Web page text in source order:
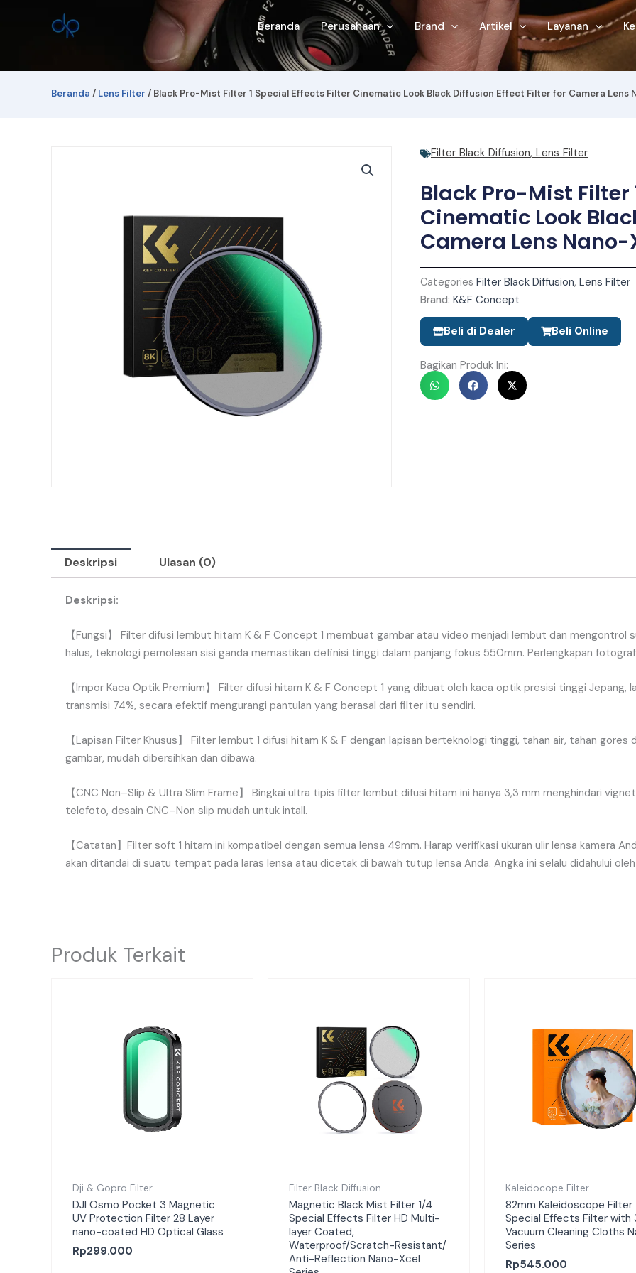
Beranda Perusahaan Brand Artikel Layanan
Beranda / Lens Filter / Black Pro-Mist Filter 1 Special Effects Filter Cinematic Look Black Diffusion Effect Filter for Camera Lens
Filter Black Diffusion, Lens Filter
Black Pro-Mist Filter
Cinematic Look
Camera Lens Nano-
Categories Filter Black Diffusion, Lens Filter
Brand: K&F Concept
Beli di Dealer Beli Online
Bagikan Produk Ini:
Deskripsi Ulasan (0)
Deskripsi:
【Fungsi】 Filter difusi lembut hitam K & F Concept 1 membuat gambar atau video menjadi lembut dan mengontrol
halus, teknologi pemolesan sisi ganda memastikan definisi tinggi dalam panjang fokus 550mm. Perlengkapan
【Impor Kaca Optik Premium】 Filter difusi hitam K & F Concept 1 yang dibuat oleh kaca optik presisi tinggi Jepang,
transmisi 74%, secara efektif mengurangi pantulan yang berasal dari filter itu sendiri.
【Lapisan Filter Khusus】 Filter lembut 1 difusi hitam K & F dengan lapisan berteknologi tinggi, tahan air, tahan gores
gambar, mudah dibersihkan dan dibawa.
【CNC Non–Slip & Ultra Slim Frame】 Bingkai ultra tipis filter lembut difusi hitam ini hanya 3,3 mm menghindari
telefoto, desain CNC–Non slip mudah untuk intall.
【Catatan】 Filter soft 1 hitam ini kompatibel dengan semua lensa 49mm. Harap verifikasi ukuran ulir lensa kamera
akan ditandai di suatu tempat pada laras lensa atau dicetak di bawah tutup lensa Anda. Angka ini selalu didahului oleh
Produk Terkait
Dji & Gopro Filter
DJI Osmo Pocket 3 Magnetic
UV Protection Filter 28 Layer
nano-coated HD Optical Glass
Rp299.000
Filter Black Diffusion
Magnetic Black Mist Filter 1/4
Special Effects Filter HD Multi-
layer Coated,
Waterproof/Scratch-Resistant/
Anti-Reflection Nano-Xcel
Kaleidocope Filter
82mm Kaleidoscope Filter
Special Effects Filter with
Vacuum Cleaning Cloths
Series
Rp545.000